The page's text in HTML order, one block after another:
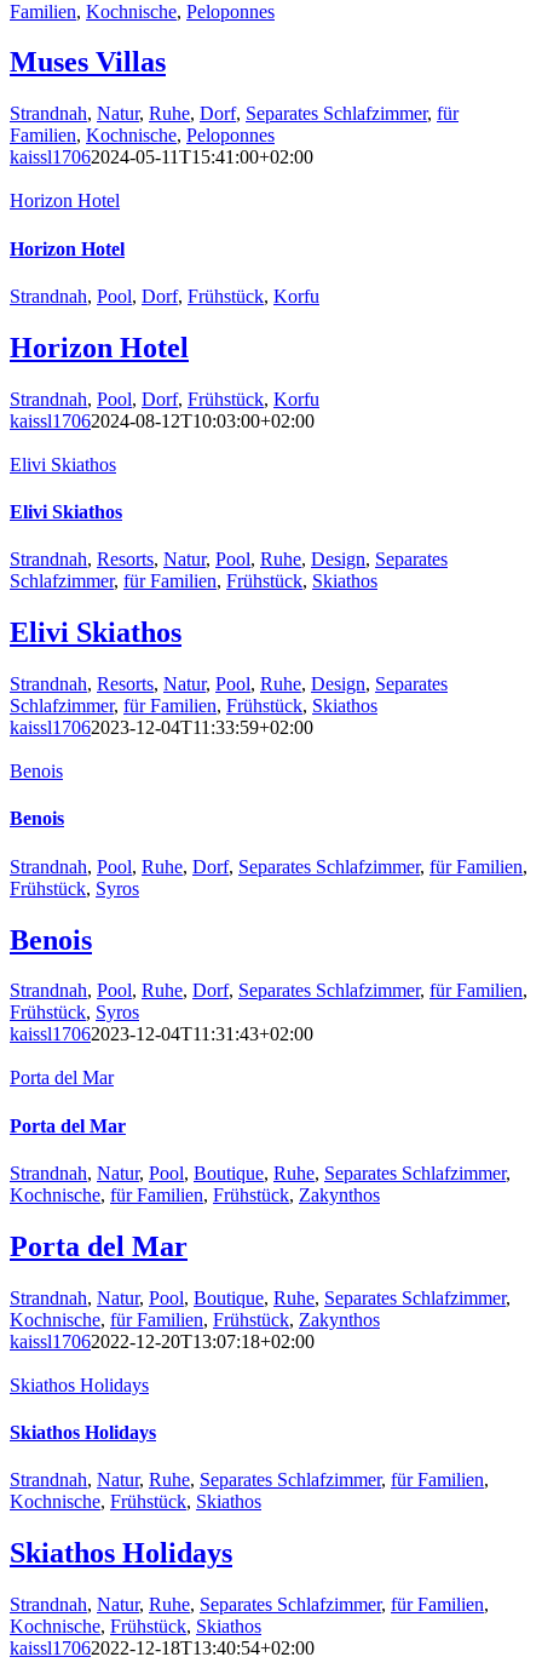
Familien, Kochnische, Peloponnes
Muses Villas
Strandnah, Natur, Ruhe, Dorf, Separates Schlafzimmer, für
Familien, Kochnische, Peloponnes
kaissl17062024-05-11T15:41:00+02:00
Horizon Hotel
Horizon Hotel
Strandnah, Pool, Dorf, Frühstück, Korfu
Horizon Hotel
Strandnah, Pool, Dorf, Frühstück, Korfu
kaissl17062024-08-12T10:03:00+02:00
Elivi Skiathos
Elivi Skiathos
Strandnah, Resorts, Natur, Pool, Ruhe, Design, Separates
Schlafzimmer, für Familien, Frühstück, Skiathos
Elivi Skiathos
Strandnah, Resorts, Natur, Pool, Ruhe, Design, Separates
Schlafzimmer, für Familien, Frühstück, Skiathos
kaissl17062023-12-04T11:33:59+02:00
Benois
Benois
Strandnah, Pool, Ruhe, Dorf, Separates Schlafzimmer, für Familien,
Frühstück, Syros
Benois
Strandnah, Pool, Ruhe, Dorf, Separates Schlafzimmer, für Familien,
Frühstück, Syros
kaissl17062023-12-04T11:31:43+02:00
Porta del Mar
Porta del Mar
Strandnah, Natur, Pool, Boutique, Ruhe, Separates Schlafzimmer,
Kochnische, für Familien, Frühstück, Zakynthos
Porta del Mar
Strandnah, Natur, Pool, Boutique, Ruhe, Separates Schlafzimmer,
Kochnische, für Familien, Frühstück, Zakynthos
kaissl17062022-12-20T13:07:18+02:00
Skiathos Holidays
Skiathos Holidays
Strandnah, Natur, Ruhe, Separates Schlafzimmer, für Familien,
Kochnische, Frühstück, Skiathos
Skiathos Holidays
Strandnah, Natur, Ruhe, Separates Schlafzimmer, für Familien,
Kochnische, Frühstück, Skiathos
kaissl17062022-12-18T13:40:54+02:00